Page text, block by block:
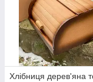
Хлібниця дерев'яна